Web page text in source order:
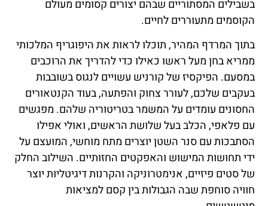
בשבילים המסתוריים שבהם יצורים קסומים מעולם
הקוסמים מתעוררים לחיים.
בתוך המרדף המהיר, תוכלו לראות את היפוגריף המלכותי
ממריא בחן מעל ראשו כאילו כדי להדריך את הרוכבים
במסעם. הפיקסיז של קורניש עשויים לנגוס בשובבות
בעקבים שלכם, לעורר צחוק והפתעה, בעוד הקנטאורים
החסונים עומדים על המשמר בטריטוריה שלהם. מפגשים
עם פלאפי, הכלב בעל שלושת הראשים, ואולי אפילו
הסתבכות עם סנר השטן יוצרים מתח מוחשי, המועצם על
ידי תחושות המישוש והאפקטים החזותיים. השילוב החלק
של סטים פיזיים, אנימטרוניקה והקרנות דיגיטליות יוצר
חוויה סוחפת שבה הגבולות בין קסם למציאות